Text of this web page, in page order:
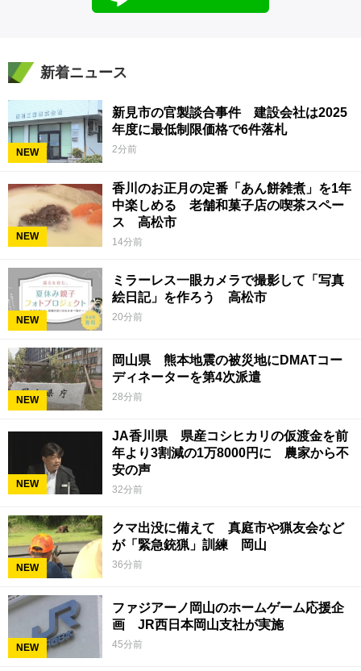
新着ニュース
NEW
新見市の官製談合事件 建設会社は2025
年度に最低制限価格で6件落札
2分前
NEW
香川のお正月の定番「あん餅雑煮」を1年
中楽しめる 老舗和菓子店の喫茶スペー
ス 高松市
14分前
NEW
ミラーレス一眼カメラで撮影して「写真
絵日記」を作ろう 高松市
20分前
NEW
岡山県 熊本地震の被災地にDMATコー
ディネーターを第4次派遣
28分前
NEW
JA香川県 県産コシヒカリの仮渡金を前
年より3割減の1万8000円に 農家から不
安の声
32分前
NEW
クマ出没に備えて 真庭市や猟友会など
が「緊急銃猟」訓練 岡山
36分前
NEW
ファジアーノ岡山のホームゲーム応援企
画 JR西日本岡山支社が実施
45分前